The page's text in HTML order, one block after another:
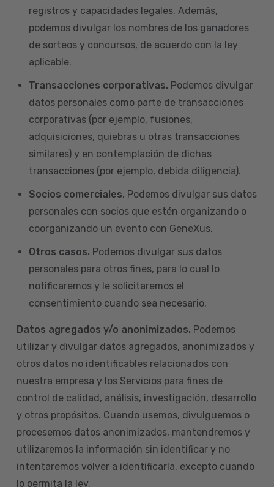
registros y capacidades legales. Además,
podemos divulgar los nombres de los ganadores
de sorteos y concursos, de acuerdo con la ley
aplicable.
Transacciones corporativas. Podemos divulgar
datos personales como parte de transacciones
corporativas (por ejemplo, fusiones,
adquisiciones, quiebras u otras transacciones
similares) y en contemplación de dichas
transacciones (por ejemplo, debida diligencia).
Socios comerciales. Podemos divulgar sus datos
personales con socios que estén organizando o
coorganizando un evento con GeneXus.
Otros casos. Podemos divulgar sus datos
personales para otros fines, para lo cual lo
notificaremos y le solicitaremos el
consentimiento cuando sea necesario.
Datos agregados y/o anonimizados. Podemos
utilizar y divulgar datos agregados, anonimizados y
otros datos no identificables relacionados con
nuestra empresa y los Servicios para fines de
control de calidad, análisis, investigación, desarrollo
y otros propósitos. Cuando usemos, divulguemos o
procesemos datos anonimizados, mantendremos y
utilizaremos la información sin identificar y no
intentaremos volver a identificarla, excepto cuando
lo permita la ley.